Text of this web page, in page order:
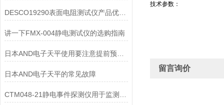
DESCO19290表面电阻测试仪产品优缺点介绍
讲一下FMX-004静电测试仪的选购指南
日本AND电子天平的常见故障
技术参数：
留言询价